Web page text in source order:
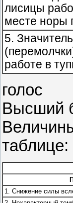
лисицы
месте норы
5.
работе в
голос
Высший
таблице:
1. Снижение силы